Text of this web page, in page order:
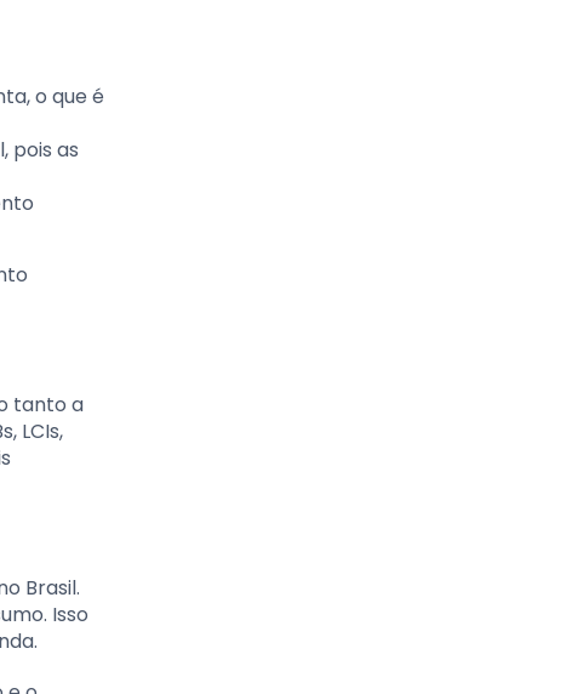
o que é
pois as
tanto a
LCIs,
Brasil.
Isso